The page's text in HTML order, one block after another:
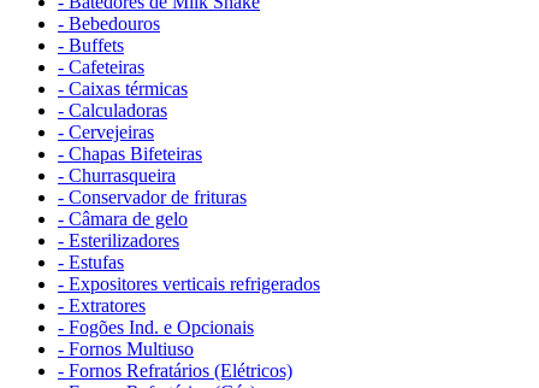
- Bebedouros
- Buffets
- Cafeteiras
- Caixas térmicas
- Calculadoras
- Cervejeiras
- Chapas Bifeteiras
- Churrasqueira
- Conservador de frituras
- Câmara de gelo
- Esterilizadores
- Estufas
- Expositores verticais refrigerados
- Extratores
- Fogões Ind. e Opcionais
- Fornos Multiuso
- Fornos Refratários (Elétricos)